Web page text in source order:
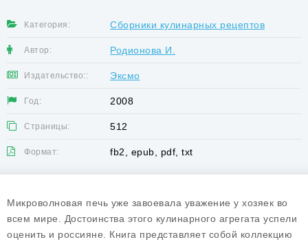
Категория: Сборники кулинарных рецептов
Автор: Родионова И.
Издательство:: Эксмо
Год: 2008
Страницы: 512
Формат: fb2, epub, pdf, txt
Микроволновая печь уже завоевала уважение у хозяек во
всем мире. Достоинства этого кулинарного агрегата успели
оценить и россияне. Книга представляет собой коллекцию